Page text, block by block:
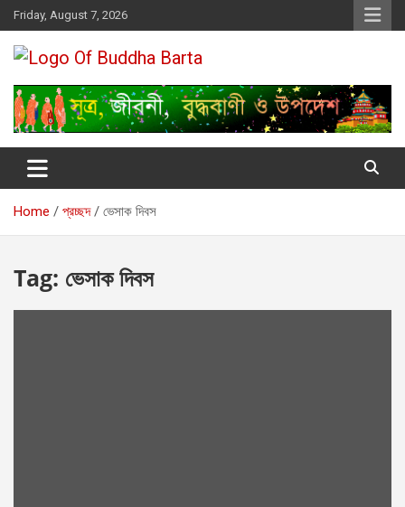
Skip
to
content
Friday, August 7, 2026
Buddha Barta
Home প্রচ্ছদ ভেসাক দিবস
Tag: ভেসাক দিবস